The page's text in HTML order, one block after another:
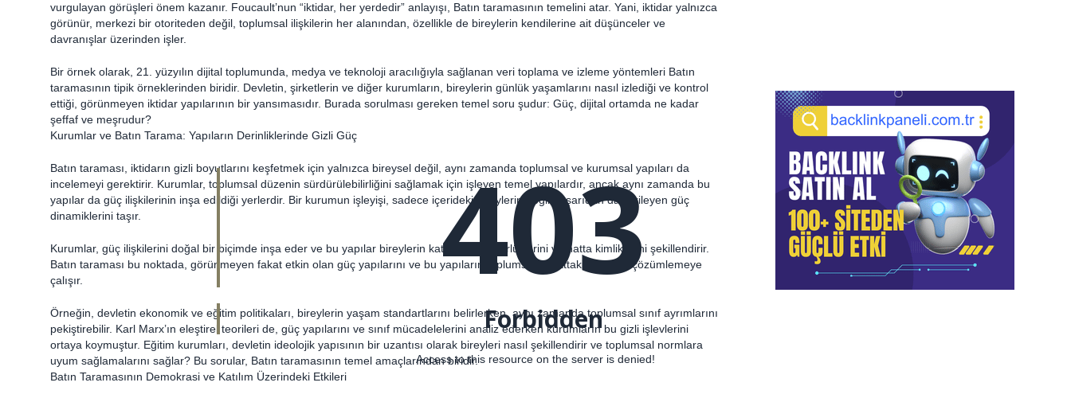
vurgulayan görüşleri önem kazanır. Foucault’nun “iktidar, her yerdedir” anlayışı, Batın taramasının temelini atar. Yani, iktidar yalnızca
görünür, merkezi bir otoriteden değil, toplumsal ilişkilerin her alanından, özellikle de bireylerin kendilerine ait düşünceler ve
davranışlar üzerinden işler.
Bir örnek olarak, 21. yüzyılın dijital toplumunda, medya ve teknoloji aracılığıyla sağlanan veri toplama ve izleme yöntemleri Batın
taramasının tipik örneklerinden biridir. Devletin, şirketlerin ve diğer kurumların, bireylerin günlük yaşamlarını nasıl izlediği ve kontrol
ettiği, görünmeyen iktidar yapılarının bir yansımasıdır. Burada sorulması gereken temel soru şudur: Güç, dijital ortamda ne kadar
şeffaf ve meşrudur?
Kurumlar ve Batın Tarama: Yapıların Derinliklerinde Gizli Güç
Batın taraması, iktidarın gizli boyutlarını keşfetmek için yalnızca bireysel değil, aynı zamanda toplumsal ve kurumsal yapıları da
incelemeyi gerektirir. Kurumlar, toplumsal düzenin sürdürülebilirliğini sağlamak için işleyen temel yapılardır, ancak aynı zamanda bu
yapılar da güç ilişkilerinin inşa edildiği yerlerdir. Bir kurumun işleyişi, sadece içerideki bireylerin değil, dışarıdan da etkileyen güç
dinamiklerini taşır.
Kurumlar, güç ilişkilerini doğal bir biçimde inşa eder ve bu yapılar bireylerin katılımını, özgürlüklerini ve hatta kimliklerini şekillendirir.
Batın taraması bu noktada, görünmeyen fakat etkin olan güç yapılarını ve bu yapıların toplumsal hayattaki etkilerini çözümlemeye
çalışır.
Örneğin, devletin ekonomik ve eğitim politikaları, bireylerin yaşam standartlarını belirlerken, aynı zamanda toplumsal sınıf ayrımlarını
pekiştirebilir. Karl Marx’ın eleştirel teorileri de, güç yapılarını ve sınıf mücadelelerini analiz ederken kurumların bu gizli işlevlerini
ortaya koymuştur. Eğitim kurumları, devletin ideolojik yapısının bir uzantısı olarak bireyleri nasıl şekillendirir ve toplumsal normlara
uyum sağlamalarını sağlar? Bu sorular, Batın taramasının temel amaçlarından biridir.
Batın Taramasının Demokrasi ve Katılım Üzerindeki Etkileri
403
Forbidden
Access to this resource on the server is denied!